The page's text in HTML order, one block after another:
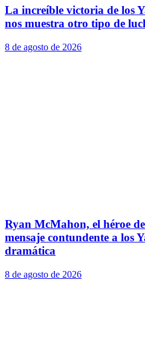
La increíble victoria de los
nos muestra otro tipo de
8 de agosto de 2026
Ryan McMahon, el héroe
mensaje contundente a los
dramática
8 de agosto de 2026